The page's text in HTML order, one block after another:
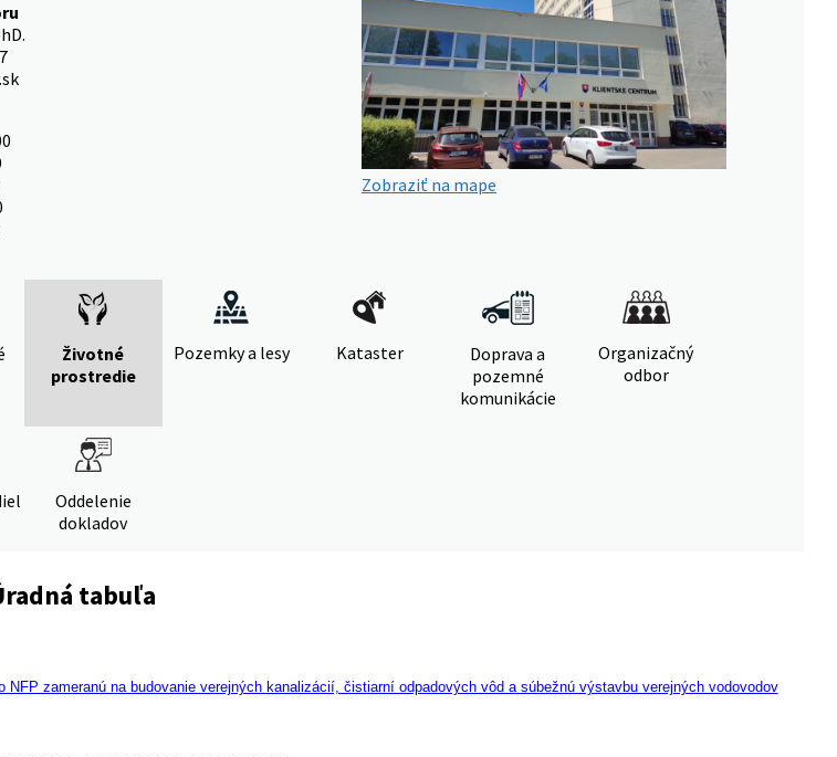
Zobraziť na mape
Životné
prostredie
Pozemky a lesy Kataster
Doprava a
pozemné
komunikácie
Organizačný
odbor
Oddelenie
dokladov
tabuľa
NFP zameranú na budovanie verejných kanalizácií, čistiarní odpadových vôd a súbežnú výstavbu verejných vodovodov